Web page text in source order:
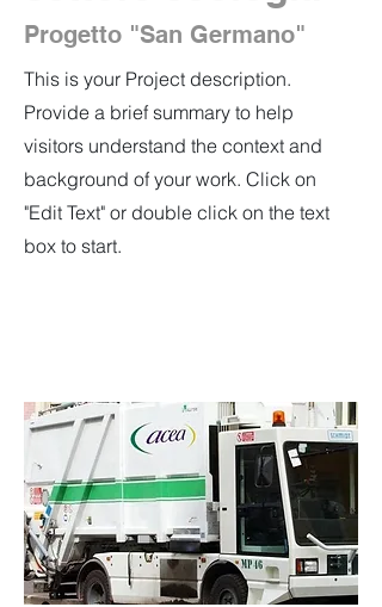
Progetto "San Germano"
This is your Project description.
Provide a brief summary to help
visitors understand the context and
background of your work. Click on
"Edit Text" or double click on the text
box to start.